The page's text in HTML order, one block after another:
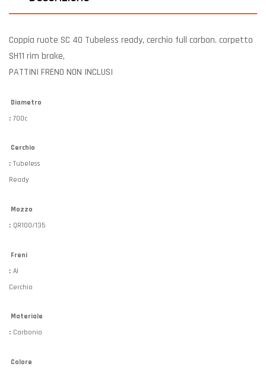
Coppia ruote SC 40 Tubeless ready, cerchio full carbon. corpetto
SH11 rim brake,
PATTINI FRENO NON INCLUSI
Diametro
: 700c
Cerchio
: Tubeless
Ready
Mozzo
: QR100/135
Freni
: Al
Cerchio
Materiale
: Carbonio
Colore